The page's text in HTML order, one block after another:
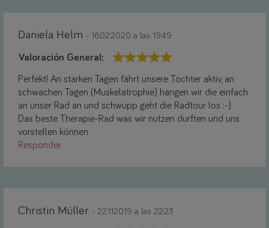
Daniela Helm - 16.02.2020 a las 19:49
Valoración General:
Perfekt! An starken Tagen fährt unsere Tochter aktiv, an
schwachen Tagen (Muskelatrophie) hängen wir die einfach
an unser Rad an und schwupp geht die Radtour los :-)
Das beste Therapie-Rad was wir nutzen durften und uns
vorstellen können
Responder
Christin Müller - 22.11.2019 a las 22:23